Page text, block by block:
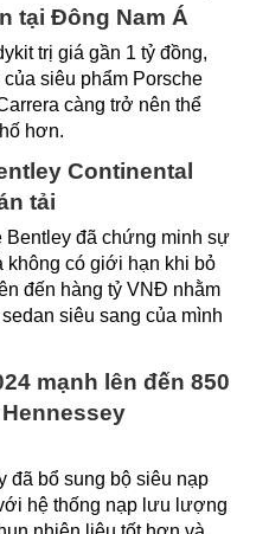
tại Đông Nam Á
trị giá gần 1 tỷ đồng,
siêu phẩm Porsche
càng trở nên thể
hơn.
Continental
tải
Bentley đã chứng minh sự
không có giới hạn khi bỏ
đến hàng tỷ VNĐ nhằm
siêu sang của mình
mạnh lên đến 850
đã bổ sung bộ siêu nạp
hệ thống nạp lưu lượng